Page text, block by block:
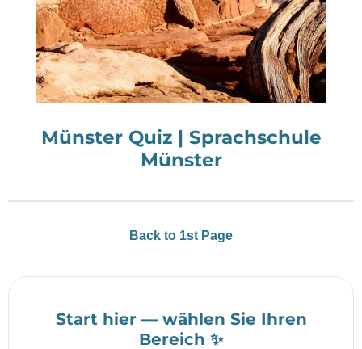
Münster Quiz | Sprachschule
Münster
Back to 1st Page
Start hier — wählen Sie Ihren
Bereich ✨